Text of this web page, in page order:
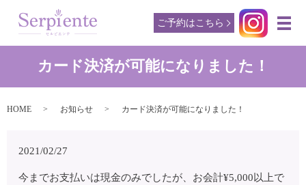
ご予約はこちら メ
カード決済が可能になりました！
HOME お知らせ カード決済が可能になりました！
2021/02/27
今までお支払いは現金のみでしたが、お会計¥5,000以上で